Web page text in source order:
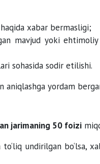
xabar bermasligi;
mavjud yoki
sohasida sodir etilishi.
aniqlashga yordam
jarimaning 50 foizi
undirilgan bo‘lsa,